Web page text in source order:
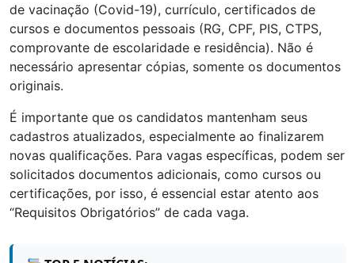
de vacinação (Covid-19), currículo, certificados de
cursos e documentos pessoais (RG, CPF, PIS, CTPS,
comprovante de escolaridade e residência). Não é
necessário apresentar cópias, somente os documentos
originais.
É importante que os candidatos mantenham seus
cadastros atualizados, especialmente ao finalizarem
novas qualificações. Para vagas específicas, podem ser
solicitados documentos adicionais, como cursos ou
certificações, por isso, é essencial estar atento aos
“Requisitos Obrigatórios” de cada vaga.